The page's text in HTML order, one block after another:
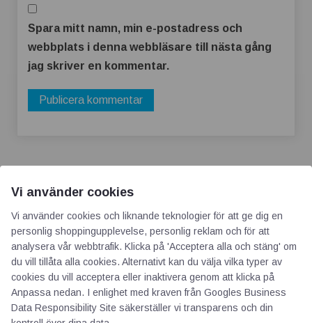
Spara mitt namn, min e-postadress och
webbplats i denna webbläsare till nästa gång
jag skriver en kommentar.
AOTI
Om oss
Priser
Kontakt
Vi använder cookies
Vi använder cookies och liknande teknologier för att ge dig en
personlig shoppingupplevelse, personlig reklam och för att
analysera vår webbtrafik. Klicka på 'Acceptera alla och stäng' om
du vill tillåta alla cookies. Alternativt kan du välja vilka typer av
cookies du vill acceptera eller inaktivera genom att klicka på
Anpassa nedan. I enlighet med kraven från Googles Business
Data Responsibility Site säkerställer vi transparens och din